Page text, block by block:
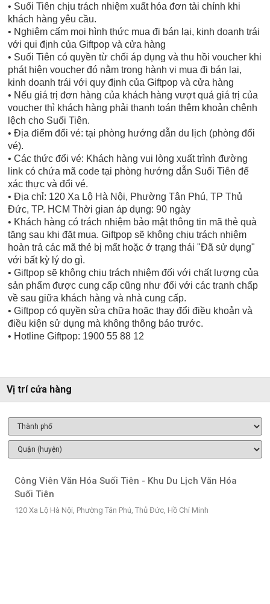
• Suối Tiên chịu trách nhiệm xuất hóa đơn tài chính khi
khách hàng yêu cầu.
• Nghiêm cấm mọi hình thức mua đi bán lại, kinh doanh trái
với qui định của Giftpop và cửa hàng
• Suối Tiên có quyền từ chối áp dụng và thu hồi voucher khi
phát hiện voucher đó nằm trong hành vi mua đi bán lại,
kinh doanh trái với quy định của Giftpop và cửa hàng
• Nếu giá trị đơn hàng của khách hàng vượt quá giá trị của
voucher thì khách hàng phải thanh toán thêm khoản chênh
lệch cho Suối Tiên.
• Địa điểm đổi vé: tại phòng hướng dẫn du lịch (phòng đổi
vé).
• Các thức đổi vé: Khách hàng vui lòng xuất trình đường
link có chứa mã code tại phòng hướng dẫn Suối Tiên để
xác thực và đổi vé.
• Địa chỉ: 120 Xa Lộ Hà Nội, Phường Tân Phú, TP Thủ
Đức, TP. HCM Thời gian áp dụng: 90 ngày
• Khách hàng có trách nhiệm bảo mật thông tin mã thẻ quà
tặng sau khi đặt mua. Giftpop sẽ không chịu trách nhiệm
hoàn trả các mã thẻ bị mất hoặc ở trạng thái "Đã sử dụng"
với bất kỳ lý do gì.
• Giftpop sẽ không chịu trách nhiệm đối với chất lượng của
sản phẩm được cung cấp cũng như đối với các tranh chấp
về sau giữa khách hàng và nhà cung cấp.
• Giftpop có quyền sửa chữa hoặc thay đổi điều khoản và
điều kiện sử dụng mà không thông báo trước.
• Hotline Giftpop: 1900 55 88 12
Vị trí cửa hàng
Công Viên Văn Hóa Suối Tiên - Khu Du Lịch Văn Hóa
Suối Tiên
120 Xa Lộ Hà Nội, Phường Tân Phú, Thủ Đức, Hồ Chí Minh